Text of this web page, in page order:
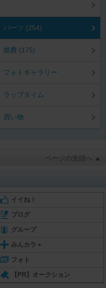
パーツ (254)
燃費 (175)
フォトギャラリー
ラップタイム
買い物
ページの先頭へ ▲
イイね！
ブログ
グループ
みんカラ＋
フォト
【PR】オークション